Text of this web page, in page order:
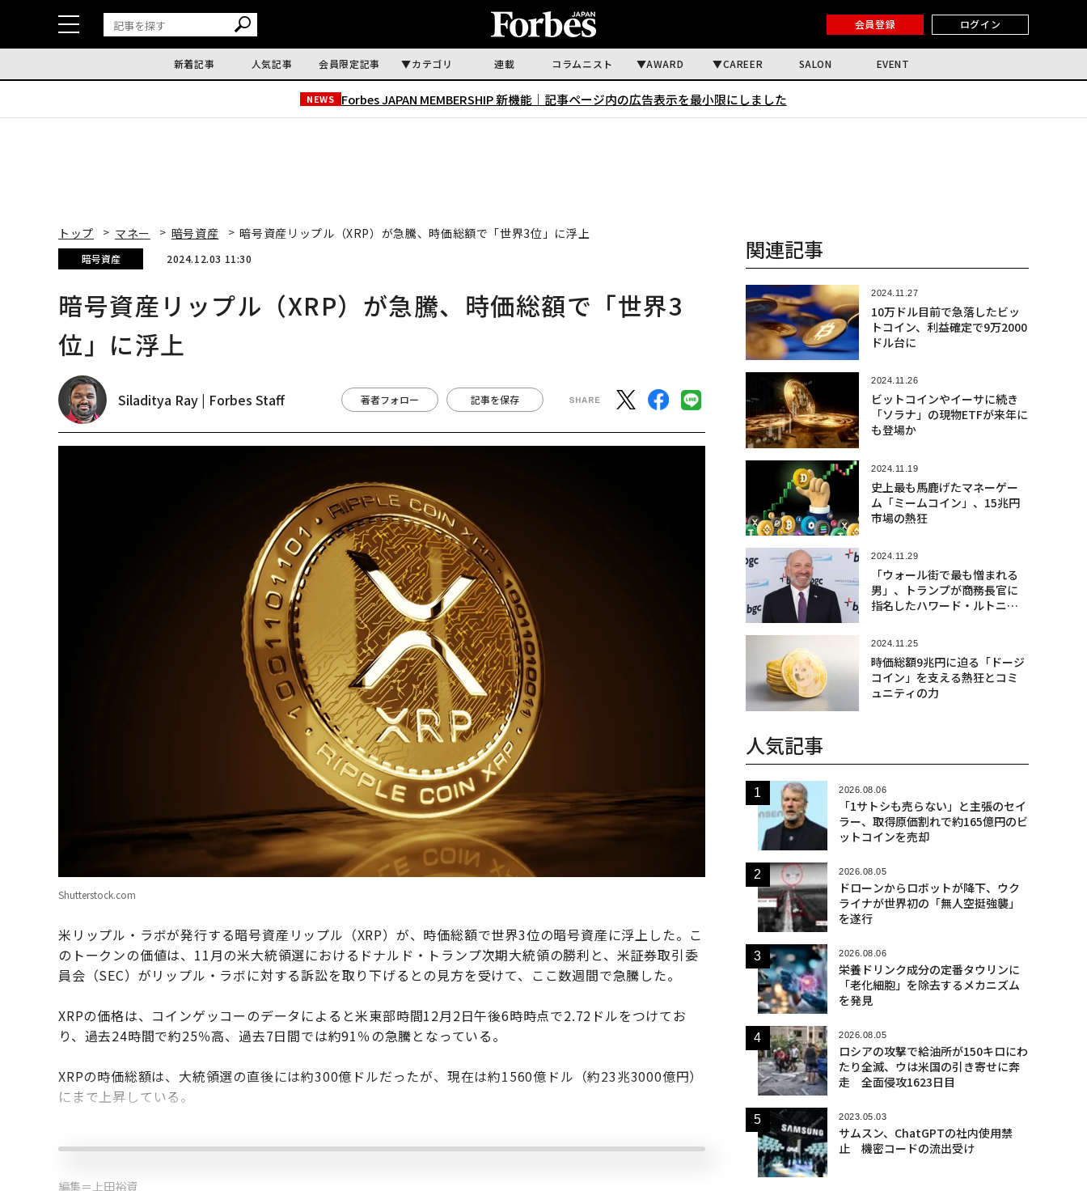
会員登録 ログイン
新着記事 人気記事 会員限定記事 カテゴリ 連載 コラムニスト AWARD CAREER SALON EVENT
NEWS Forbes JAPAN MEMBERSHIP 新機能｜ 記事ページ内の広告表示を最小限にしました
トップ マネー 暗号資産 暗号資産リップル（XRP）が急騰、時価総額で「世界3位」に浮上
暗号資産 2024.12.03 11:30
暗号資産リップル（XRP）が急騰、時価総額で「世界3
位」に浮上
Siladitya Ray | Forbes Staff 著者フォロー 記事を保存
Shutterstock.com
米リップル・ラボが発行する暗号資産リップル（XRP）が、時価総額で世界3位の暗号資産に浮上した。こ
のトークンの価値は、11月の米大統領選におけるドナルド・トランプ次期大統領の勝利と、米証券取引委
員会（SEC）がリップル・ラボに対する訴訟を取り下げるとの見方を受けて、ここ数週間で急騰した。
XRPの価格は、コインゲッコーのデータによると米東部時間12月2日午後6時時点で2.72ドルをつけてお
り、過去24時間で約25％高、過去7日間では約91％の急騰となっている。
XRPの時価総額は、大統領選の直後には約300億ドルだったが、現在は約1560億ドル（約23兆3000億円）
にまで上昇している。
関連記事
2024.11.27
10万ドル目前で急落したビッ
トコイン、利益確定で9万2000
ドル台に
2024.11.26
ビットコインやイーサに続き
「ソラナ」の現物ETFが来年に
も登場か
2024.11.19
史上最も馬鹿げたマネーゲー
ム「ミームコイン」、15兆円
市場の熱狂
2024.11.29
「ウォール街で最も憎まれる
男」、トランプが商務長官に
指名したハワード・ルトニッ
2024.11.25
時価総額9兆円に迫る「ドージ
コイン」を支える熱狂とコミ
ュニティの力
人気記事
2026.08.06
「1サトシも売らない」と主張のセイ
ラー、取得原価割れで約165億円のビ
ットコインを売却
2026.08.05
ドローンからロボットが降下、ウク
ライナが世界初の「無人空挺強襲」
を遂行
2026.08.06
栄養ドリンク成分の定番タウリンに
「老化細胞」を除去するメカニズム
を発見
2026.08.05
ロシアの攻撃で給油所が150キロにわ
たり全滅、ウは米国の引き寄せに奔
走 全面侵攻1623日目
2023.05.03
サムスン、ChatGPTの社内使用禁
止 機密コードの流出受け